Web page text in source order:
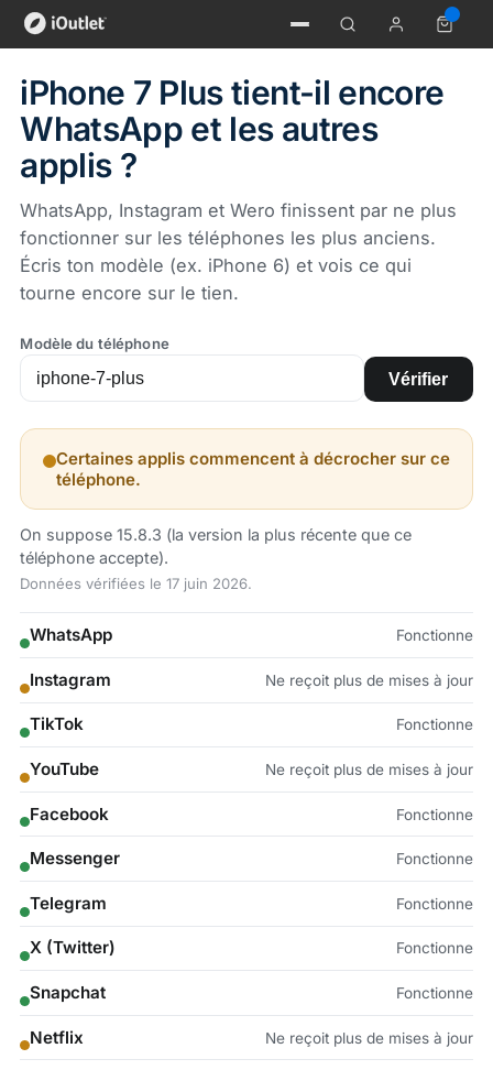
iPhone 7 Plus tient-il encore
WhatsApp et les autres
applis ?
WhatsApp, Instagram et Wero finissent par ne plus
fonctionner sur les téléphones les plus anciens.
Écris ton modèle (ex. iPhone 6) et vois ce qui
tourne encore sur le tien.
Modèle du téléphone
Vérifier
Certaines applis commencent à décrocher sur ce
téléphone.
On suppose 15.8.3 (la version la plus récente que ce
téléphone accepte).
Données vérifiées le 17 juin 2026.
WhatsApp Fonctionne
Instagram Ne reçoit plus de mises à jour
TikTok Fonctionne
YouTube Ne reçoit plus de mises à jour
Facebook Fonctionne
Messenger Fonctionne
Telegram Fonctionne
X (Twitter) Fonctionne
Snapchat Fonctionne
Netflix Ne reçoit plus de mises à jour